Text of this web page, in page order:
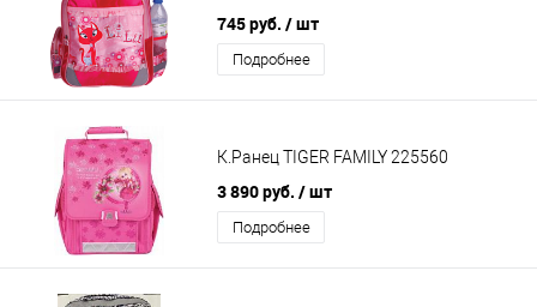
745 руб. / шт
Подробнее
К.Ранец TIGER FAMILY 225560
3 890 руб. / шт
Подробнее